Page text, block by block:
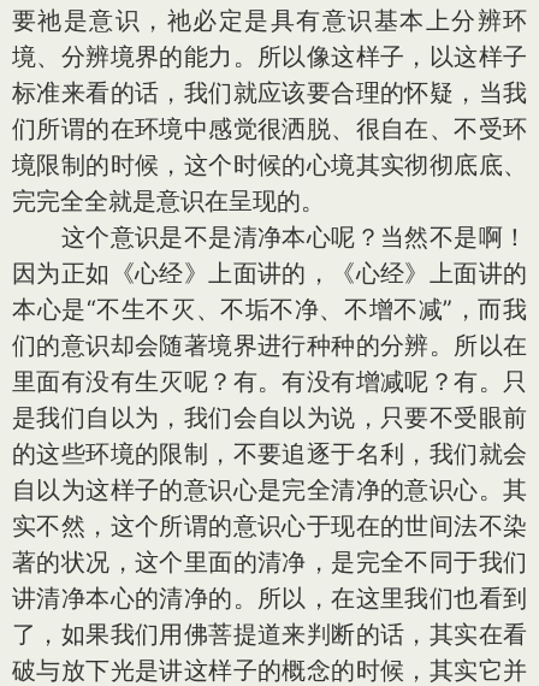
要祂是意识，祂必定是具有意识基本上分辨环
境、分辨境界的能力。所以像这样子，以这样子
标准来看的话，我们就应该要合理的怀疑，当我
们所谓的在环境中感觉很洒脱、很自在、不受环
境限制的时候，这个时候的心境其实彻彻底底、
完完全全就是意识在呈现的。
这个意识是不是清净本心呢？当然不是啊！
因为正如《心经》上面讲的，《心经》上面讲的
本心是“不生不灭、不垢不净、不增不减”，而我
们的意识却会随著境界进行种种的分辨。所以在
里面有没有生灭呢？有。有没有增减呢？有。只
是我们自以为，我们会自以为说，只要不受眼前
的这些环境的限制，不要追逐于名利，我们就会
自以为这样子的意识心是完全清净的意识心。其
实不然，这个所谓的意识心于现在的世间法不染
著的状况，这个里面的清净，是完全不同于我们
讲清净本心的清净的。所以，在这里我们也看到
了，如果我们用佛菩提道来判断的话，其实在看
破与放下光是讲这样子的概念的时候，其实它并